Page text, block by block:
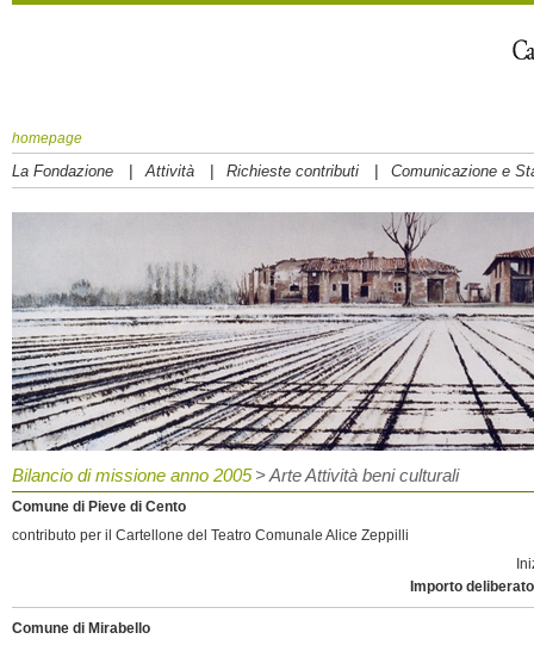
homepage
La Fondazione | Attività | Richieste contributi | Comunicazione e
Bilancio di missione anno 2005 > Arte Attività beni culturali
Comune di Pieve di Cento
contributo per il Cartellone del Teatro Comunale Alice Zeppilli
Importo
Comune di Mirabello